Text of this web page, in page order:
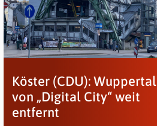
Köster (CDU): Wuppertal
von „Digital City“ weit
entfernt